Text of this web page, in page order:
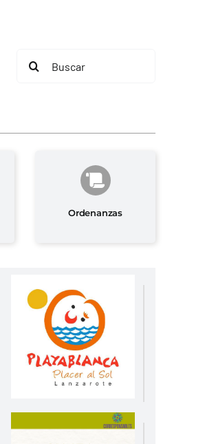
Buscar:
Ordenanzas